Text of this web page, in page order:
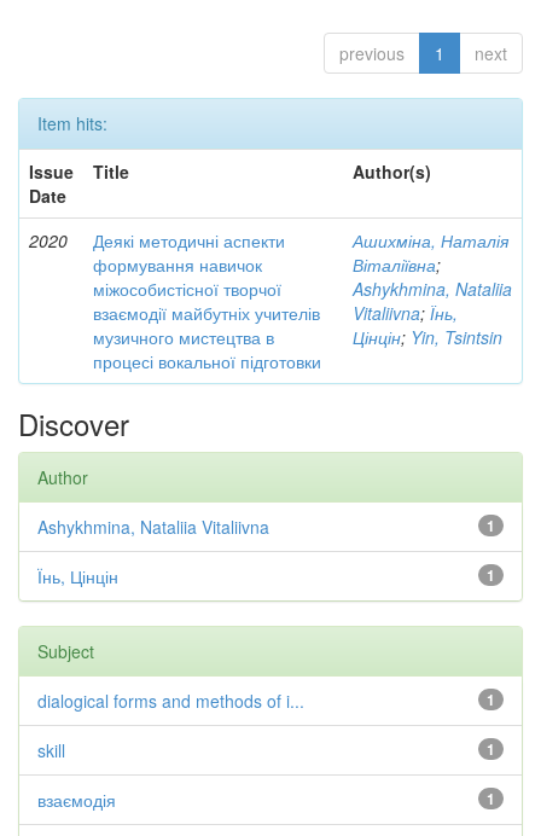
previous 1 next
Item hits:
Issue
Date
Title Author(s)
2020
Деякі методичні аспекти
формування навичок
міжособистісної творчої
взаємодії майбутніх учителів
музичного мистецтва в
процесі вокальної підготовки
Ашихміна, Наталія
Віталіївна;
Ashykhmina, Nataliia
Vitaliivna; Їнь,
Цінцін; Yin, Tsintsin
Discover
Author
1
Ashykhmina, Nataliia Vitaliivna
1
Їнь, Цінцін
Subject
1
dialogical forms and methods of i...
1
skill
1
взаємодія